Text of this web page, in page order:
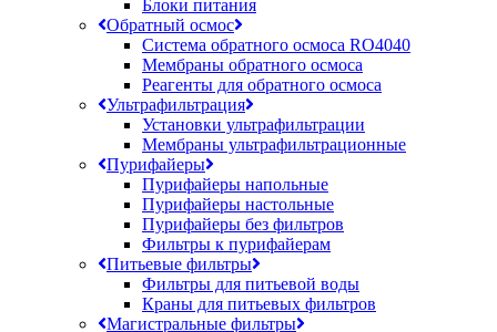
Блоки питания
Обратный осмос
Система обратного осмоса RO4040
Мембраны обратного осмоса
Реагенты для обратного осмоса
Ультрафильтрация
Установки ультрафильтрации
Мембраны ультрафильтрационные
Пурифайеры
Пурифайеры напольные
Пурифайеры настольные
Пурифайеры без фильтров
Фильтры к пурифайерам
Питьевые фильтры
Фильтры для питьевой воды
Краны для питьевых фильтров
Магистральные фильтры